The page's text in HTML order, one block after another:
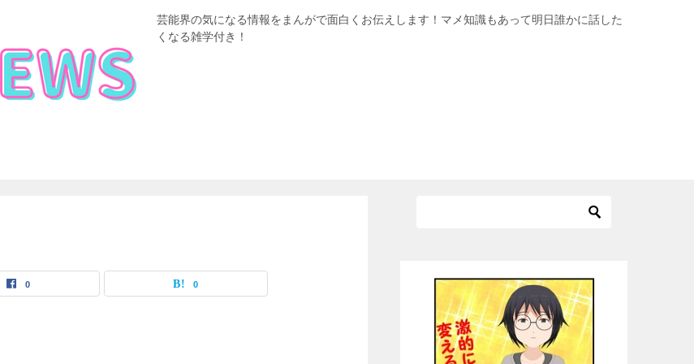
芸能界の気になる情報をまんがで面白くお伝えします！マメ知識もあって明日誰かに話した
くなる雑学付き！
0 0